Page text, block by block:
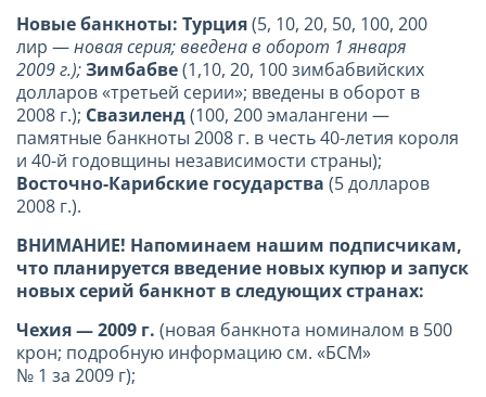
Новые банкноты: Турция(5, 10, 20, 50, 100, 200
лир —новая серия; введена в оборот 1 января
2009 г.);Зимбабве(1,10, 20, 100 зимбабвийских
долларов «третьей серии»; введены в оборот в
2008 г.); Свазиленд(100, 200 эмалангени —
памятные банкноты 2008 г. в честь 40-летия короля
и 40-й годовщины независимости страны);
Восточно-Карибские государства (5 долларов
2008 г.).
ВНИМАНИЕ! Напоминаем нашим подписчикам,
что планируется введение новых купюр и запуск
новых серий банкнот в следующих странах:
Чехия — 2009 г. (новая банкнота номиналом в 500
крон; подробную информацию см. «БСМ»
№ 1 за 2009 г);